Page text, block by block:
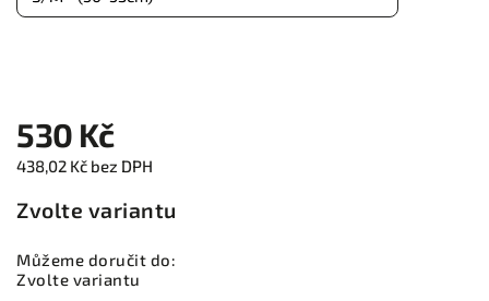
530 Kč
438,02 Kč bez DPH
Zvolte variantu
Můžeme doručit do:
Zvolte variantu